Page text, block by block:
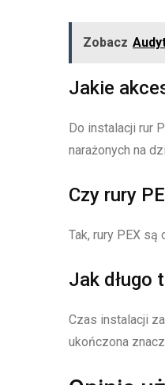
Zobacz
Jakie
Do instalacji rur
narażonych na
Czy rury
Tak, rury PEX są
Jak długo
Czas instalacji
ukończona